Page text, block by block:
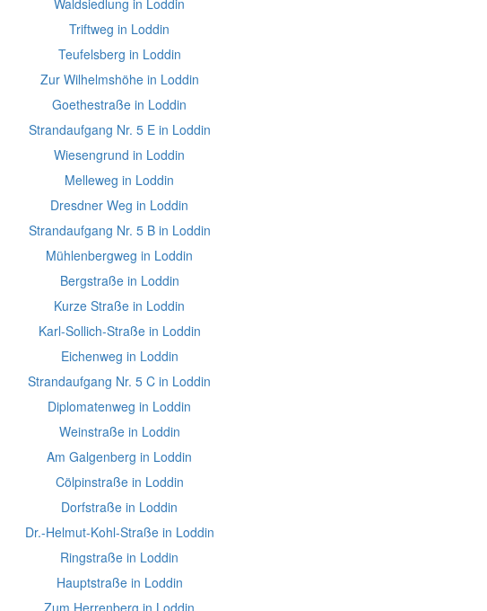
Waldsiedlung in Loddin
Triftweg in Loddin
Teufelsberg in Loddin
Zur Wilhelmshöhe in Loddin
Goethestraße in Loddin
Strandaufgang Nr. 5 E in Loddin
Wiesengrund in Loddin
Melleweg in Loddin
Dresdner Weg in Loddin
Strandaufgang Nr. 5 B in Loddin
Mühlenbergweg in Loddin
Bergstraße in Loddin
Kurze Straße in Loddin
Karl-Sollich-Straße in Loddin
Eichenweg in Loddin
Strandaufgang Nr. 5 C in Loddin
Diplomatenweg in Loddin
Weinstraße in Loddin
Am Galgenberg in Loddin
Cölpinstraße in Loddin
Dorfstraße in Loddin
Dr.-Helmut-Kohl-Straße in Loddin
Ringstraße in Loddin
Hauptstraße in Loddin
Zum Herrenberg in Loddin